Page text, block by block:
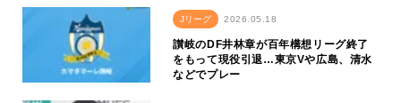
Jリーグ 2026.05.18
讃岐のDF井林章が百年構想リーグ終了
をもって現役引退…東京Vや広島、清水
などでプレー